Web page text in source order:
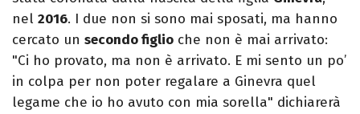
nel 2016. I due non si sono mai sposati, ma hanno
cercato un secondo figlio che non è mai arrivato:
"Ci ho provato, ma non è arrivato. E mi sento un po’
in colpa per non poter regalare a Ginevra quel
legame che io ho avuto con mia sorella" dichiarerà